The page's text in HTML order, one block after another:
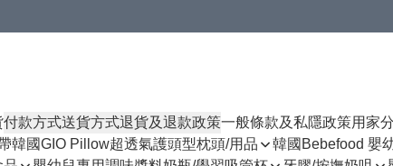
付款方式送貨方式退貨及退款政策一般條款及私隱政策用家
韓國GIO Pillow超透氣護頭型枕頭/用品 韓國Bebefood 嬰